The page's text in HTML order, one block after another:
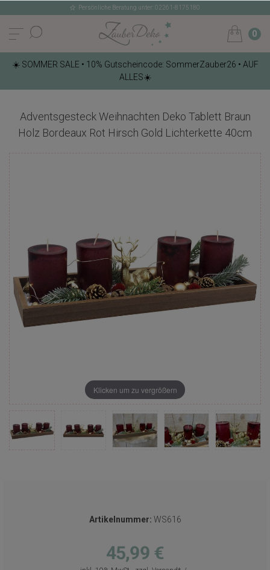
Persönliche Beratung unter: 02261-8175180
0
☀️ SOMMER SALE • 10% Gutscheincode: SommerZauber26 • AUF
ALLES☀️
Adventsgesteck Weihnachten Deko Tablett Braun
Holz Bordeaux Rot Hirsch Gold Lichterkette 40cm
Klicken um zu vergrößern
Artikelnummer: WS616
45,99 €